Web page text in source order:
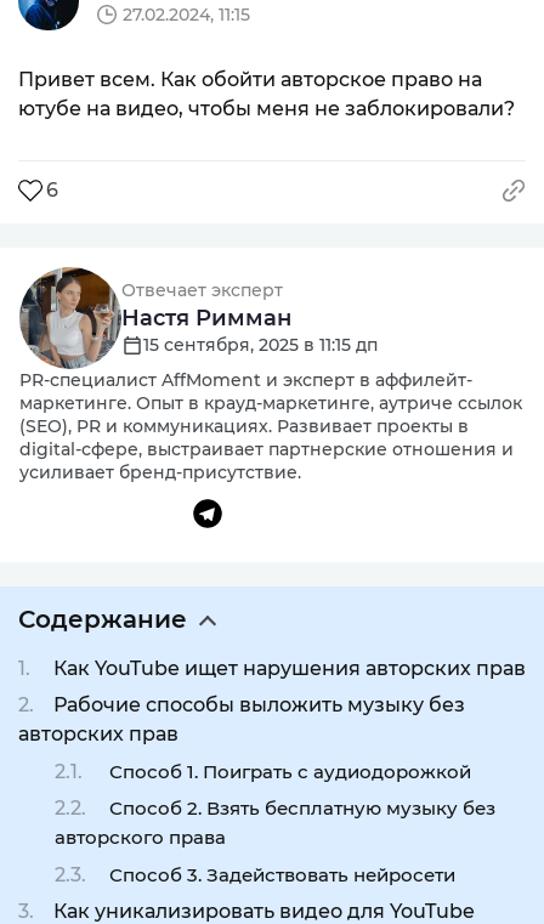
27.02.2024, 11:15
Привет всем. Как обойти авторское право на
ютубе на видео, чтобы меня не заблокировали?
6
Отвечает эксперт
Настя Римман
15 сентября, 2025 в 11:15 дп
PR-специалист AffMoment и эксперт в аффилейт-
маркетинге. Опыт в крауд-маркетинге, аутриче ссылок
(SEO), PR и коммуникациях. Развивает проекты в
digital-сфере, выстраивает партнерские отношения и
усиливает бренд-присутствие.
Содержание
Как YouTube ищет нарушения авторских прав
Рабочие способы выложить музыку без
авторских прав
Способ 1. Поиграть с аудиодорожкой
Способ 2. Взять бесплатную музыку без
авторского права
Способ 3. Задействовать нейросети
Как уникализировать видео для YouTube